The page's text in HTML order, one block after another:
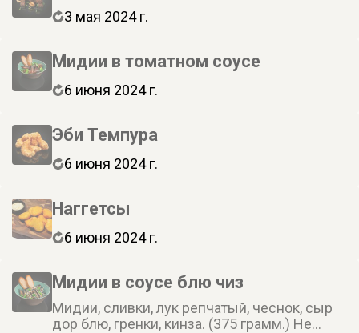
3 мая 2024 г.
Мидии в томатном соусе
6 июня 2024 г.
Эби Темпура
6 июня 2024 г.
Наггетсы
6 июня 2024 г.
Мидии в соусе блю чиз
Мидии, сливки, лук репчатый, чеснок, сыр
дор блю, гренки, кинза. (375 грамм.) Не